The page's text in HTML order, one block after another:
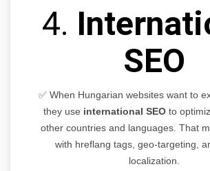
4.
SEO
✅ When Hungarian websites want to
they use international SEOto
other countries and languages. That
with hreflang tags, geo-targeting,
localization.